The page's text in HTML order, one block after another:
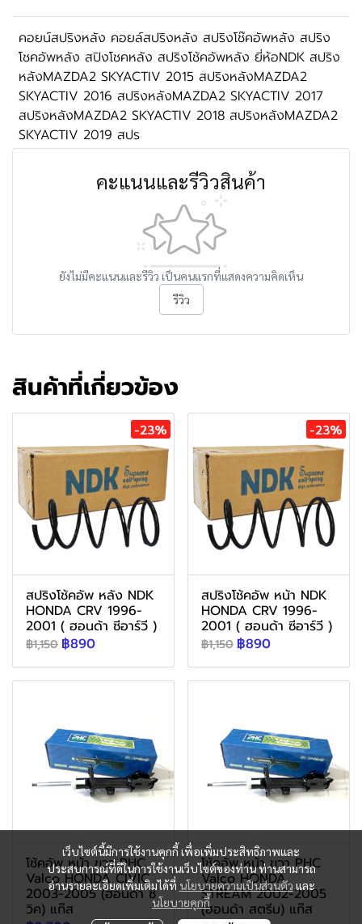
คอยน์สปริงหลัง คอยล์สปริงหลัง สปริงโช๊คอัพหลัง สปริง
โชคอัพหลัง สปิงโชคหลัง สปริงโช้คอัพหลัง ยี่ห้อNDK สปริง
หลังMAZDA2 SKYACTIV 2015 สปริงหลังMAZDA2
SKYACTIV 2016 สปริงหลังMAZDA2 SKYACTIV 2017
สปริงหลังMAZDA2 SKYACTIV 2018 สปริงหลังMAZDA2
SKYACTIV 2019 สปร
คะแนนและรีวิวสินค้า
ยังไม่มีคะแนนและรีวิว เป็นคนแรกที่แสดงความคิดเห็น
รีวิว
สินค้าที่เกี่ยวข้อง
-23%
สปริงโช้คอัพ หลัง NDK
HONDA CRV 1996-
2001 ( ฮอนด้า ซีอาร์วี )
฿1,150 ฿890
-23%
สปริงโช้คอัพ หน้า NDK
HONDA CRV 1996-
2001 ( ฮอนด้า ซีอาร์วี )
฿1,150 ฿890
โช้คอัพ หน้า ขวา PHC
Valco HONDA CIVIC
2003-2005 (ฮอนด้า ซี
วิค) แก๊ส
โช้คอัพ หน้า ขวา PHC
Valco HONDA
STREAM 2002-2005
(ฮอนด้า สตรีม) แก๊ส
เว็บไซต์นี้มีการใช้งานคุกกี้ เพื่อเพิ่มประสิทธิภาพและ
ประสบการณ์ที่ดีในการใช้งานเว็บไซต์ของท่าน ท่านสามารถ
อ่านรายละเอียดเพิ่มเติมได้ที่ นโยบายความเป็นส่วนตัว และ
นโยบายคุกกี้